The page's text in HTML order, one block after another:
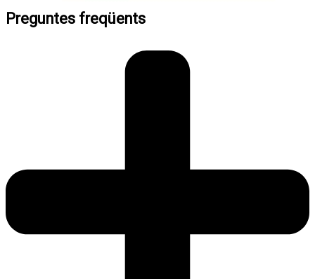
Preguntes freqüents